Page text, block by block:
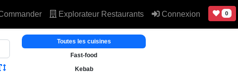
Explorateur Restaurants Connexion 0
Toutes les cuisines
Fast-food
Kebab